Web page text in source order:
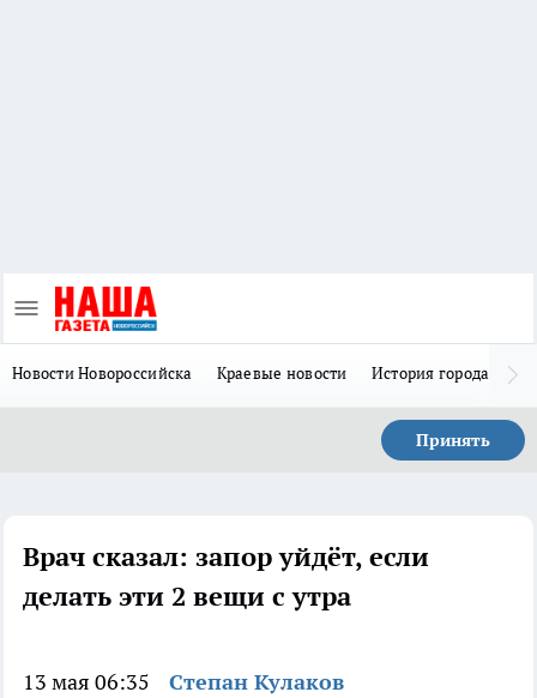
Новости Новороссийска Краевые новости История города Н
Принять
Врач сказал: запор уйдёт, если
делать эти 2 вещи с утра
13 мая 06:35 Степан Кулаков